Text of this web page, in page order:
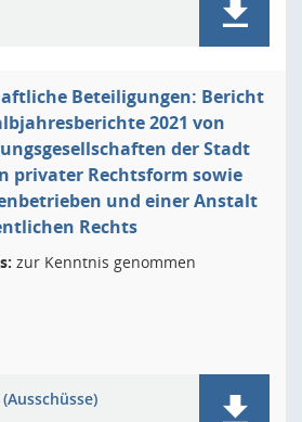
Beteiligungen: Bericht
2021 von
der Stadt
privater Rechtsform sowie
und einer Anstalt
Rechts
zur Kenntnis genommen